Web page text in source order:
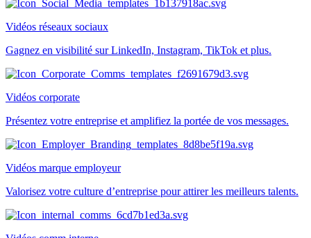
Vidéos réseaux sociaux
Gagnez en visibilité sur LinkedIn, Instagram, TikTok et plus.
Vidéos corporate
Présentez votre entreprise et amplifiez la portée de vos messages.
Vidéos marque employeur
Valorisez votre culture d’entreprise pour attirer les meilleurs talents.